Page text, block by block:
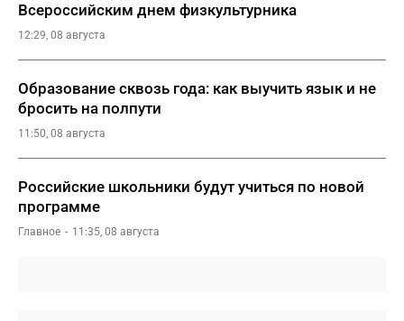
Всероссийским днем физкультурника
12:29, 08 августа
Образование сквозь года: как выучить язык и не
бросить на полпути
11:50, 08 августа
Российские школьники будут учиться по новой
программе
Главное 11:35, 08 августа